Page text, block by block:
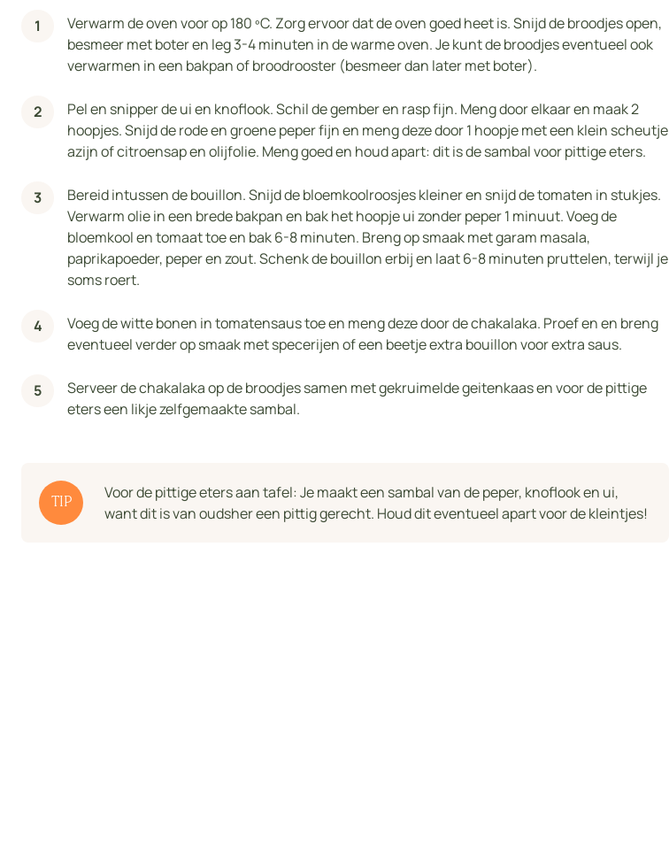
Verwarm de oven voor op 180 ºC. Zorg ervoor dat de oven goed heet is. Snijd de broodjes open,
besmeer met boter en leg 3-4 minuten in de warme oven. Je kunt de broodjes eventueel ook
verwarmen in een bakpan of broodrooster (besmeer dan later met boter).
Pel en snipper de ui en knoflook. Schil de gember en rasp fijn. Meng door elkaar en maak 2
hoopjes. Snijd de rode en groene peper fijn en meng deze door 1 hoopje met een klein scheutje
azijn of citroensap en olijfolie. Meng goed en houd apart: dit is de sambal voor pittige eters.
Bereid intussen de bouillon. Snijd de bloemkoolroosjes kleiner en snijd de tomaten in stukjes.
Verwarm olie in een brede bakpan en bak het hoopje ui zonder peper 1 minuut. Voeg de
bloemkool en tomaat toe en bak 6-8 minuten. Breng op smaak met garam masala,
paprikapoeder, peper en zout. Schenk de bouillon erbij en laat 6-8 minuten pruttelen, terwijl je
soms roert.
Voeg de witte bonen in tomatensaus toe en meng deze door de chakalaka. Proef en en breng
eventueel verder op smaak met specerijen of een beetje extra bouillon voor extra saus.
Serveer de chakalaka op de broodjes samen met gekruimelde geitenkaas en voor de pittige
eters een likje zelfgemaakte sambal.
TIP
Voor de pittige eters aan tafel: Je maakt een sambal van de peper, knoflook en ui,
want dit is van oudsher een pittig gerecht. Houd dit eventueel apart voor de kleintjes!